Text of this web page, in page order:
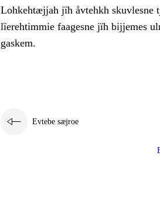
Lohkehtæjjah jïh åvtehkh skuvlesne
lïerehtimmie faagesne jïh bijjemes
gaskem.
Evtebe sæjroe